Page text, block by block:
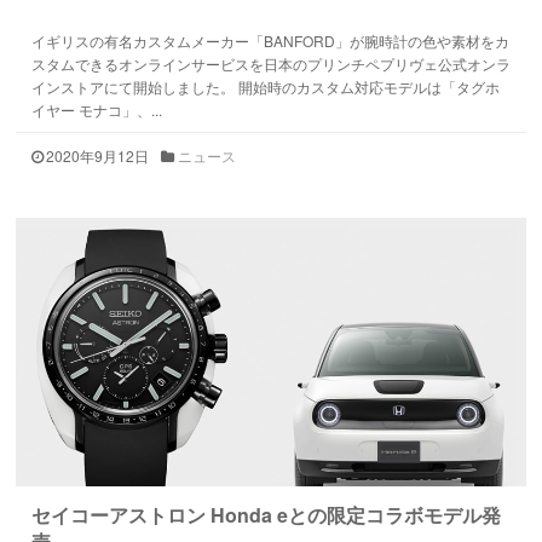
イギリスの有名カスタムメーカー「BANFORD」が腕時計の色や素材をカ
スタムできるオンラインサービスを日本のプリンチペプリヴェ公式オンラ
インストアにて開始しました。 開始時のカスタム対応モデルは「タグホ
イヤー モナコ」、...
2020年9月12日 ニュース
セイコーアストロン Honda eとの限定コラボモデル発